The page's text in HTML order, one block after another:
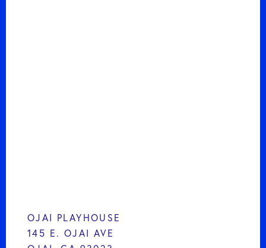
OJAI PLAYHOUSE
145 E. OJAI AVE